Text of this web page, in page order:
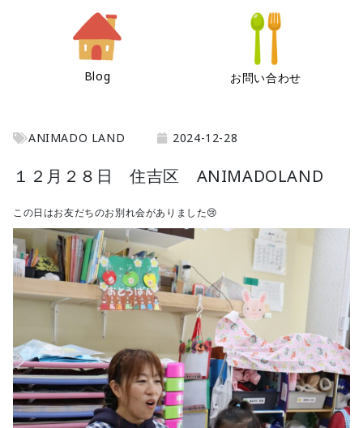
Blog お問い合わせ
ANIMADO LAND 2024-12-28
１２月２８日 住吉区 ANIMADOLAND
この日はお友だちのお別れ会がありました😢